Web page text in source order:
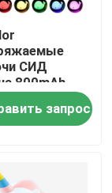
СИД
800mAh
запрос